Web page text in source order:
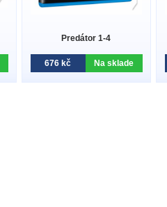
Predátor 1-4
676 kč Na sklade